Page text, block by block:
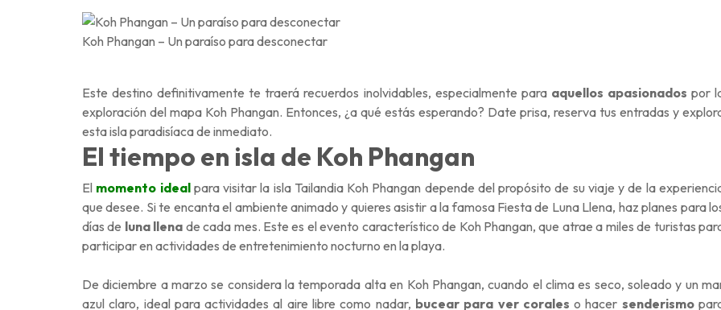
Koh Phangan – Un paraíso para desconectar
Este destino definitivamente te traerá recuerdos inolvidables, especialmente para aquellos apasionados por
exploración del mapa Koh Phangan. Entonces, ¿a qué estás esperando? Date prisa, reserva tus entradas y
esta isla paradisíaca de inmediato.
El tiempo en isla de Koh Phangan
El momento idealpara visitar la isla Tailandia Koh Phangan depende del propósito de su viaje y de la
que desee. Si te encanta el ambiente animado y quieres asistir a la famosa Fiesta de Luna Llena, haz planes para
días de luna llena de cada mes. Este es el evento característico de Koh Phangan, que atrae a miles de turistas
participar en actividades de entretenimiento nocturno en la playa.
De diciembre a marzo se considera la temporada alta en Koh Phangan, cuando el clima es seco, soleado y un
azul claro, ideal para actividades al aire libre como nadar, bucear para ver corales o hacer senderismo